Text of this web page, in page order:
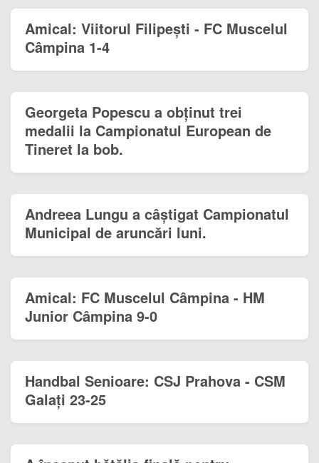
Amical: Viitorul Filipești - FC Muscelul
Câmpina 1-4
Georgeta Popescu a obținut trei
medalii la Campionatul European de
Tineret la bob.
Andreea Lungu a câștigat Campionatul
Municipal de aruncări luni.
Amical: FC Muscelul Câmpina - HM
Junior Câmpina 9-0
Handbal Senioare: CSJ Prahova - CSM
Galați 23-25